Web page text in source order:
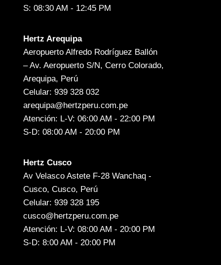
S: 08:30 AM - 12:45 PM
Hertz Arequipa
Aeropuerto Alfredo Rodríguez Ballón
– Av. Aeropuerto S/N, Cerro Colorado,
Arequipa, Perú
Celular: 939 328 032
arequipa@hertzperu.com.pe
Atención: L-V: 06:00 AM - 22:00 PM
S-D: 08:00 AM - 20:00 PM
Hertz Cusco
Av Velasco Astete F-28 Wanchaq -
Cusco, Cusco, Perú
Celular: 939 328 195
cusco@hertzperu.com.pe
Atención: L-V: 08:00 AM - 20:00 PM
S-D: 8:00 AM - 20:00 PM